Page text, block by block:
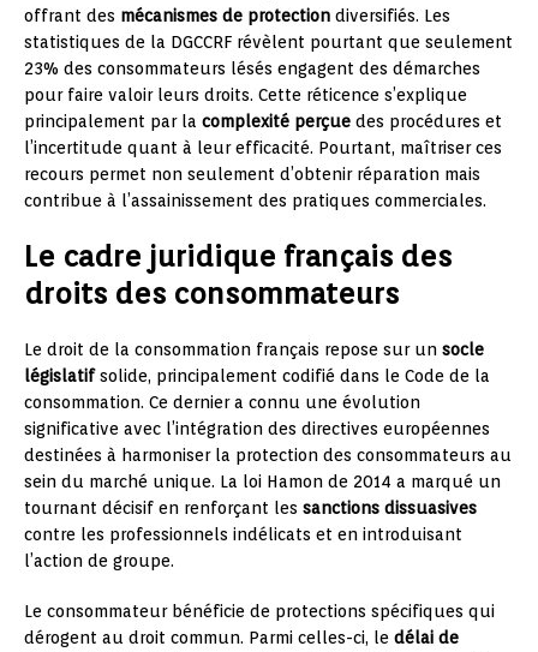
offrant des mécanismes de protection diversifiés. Les
statistiques de la DGCCRF révèlent pourtant que seulement
23% des consommateurs lésés engagent des démarches
pour faire valoir leurs droits. Cette réticence s’explique
principalement par la complexité perçue des procédures et
l’incertitude quant à leur efficacité. Pourtant, maîtriser ces
recours permet non seulement d’obtenir réparation mais
contribue à l’assainissement des pratiques commerciales.
Le cadre juridique français des
droits des consommateurs
Le droit de la consommation français repose sur un socle
législatifsolide, principalement codifié dans le Code de la
consommation. Ce dernier a connu une évolution
significative avec l’intégration des directives européennes
destinées à harmoniser la protection des consommateurs au
sein du marché unique. La loi Hamon de 2014 a marqué un
tournant décisif en renforçant les sanctions dissuasives
contre les professionnels indélicats et en introduisant
l’action de groupe.
Le consommateur bénéficie de protections spécifiques qui
dérogent au droit commun. Parmi celles-ci, le délai de